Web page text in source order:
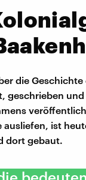
die
geschrieben
ausliefen, ist
dort gebaut.